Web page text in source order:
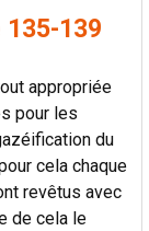
135-139
appropriée
pour les
du
cela chaque
revêtus avec
de cela le